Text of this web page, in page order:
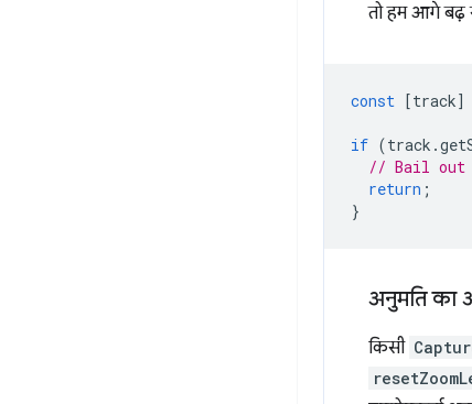
तो हम आगे
const [track]
if (track .
// Bail out
return ;
}
अनुमति का
किसी